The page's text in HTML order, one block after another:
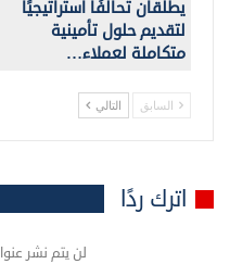
يطلقان تحالفًا استراتيجيًا
لتقديم حلول تأمينية
متكاملة لعملاء…
السابق التالي
اترك ردًا
لن يتم نشر